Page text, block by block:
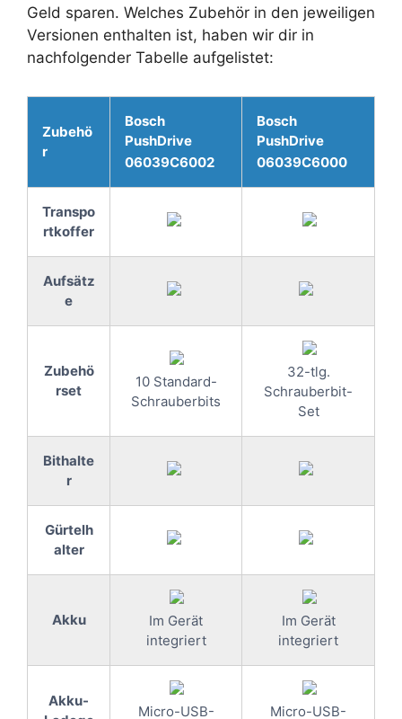
Geld sparen. Welches Zubehör in den jeweiligen
Versionen enthalten ist, haben wir dir in
nachfolgender Tabelle aufgelistet:
Zubehö
r
Bosch
PushDrive
06039C6002
Bosch
PushDrive
06039C6000
Transpo
rtkoffer
Aufsätz
e
Zubehö
rset
10 Standard-
Schrauberbits
32-tlg.
Schrauberbit-
Set
Bithalte
r
Gürtelh
alter
Akku
Im Gerät
integriert
Im Gerät
integriert
Akku-
Micro-USB- Micro-USB-